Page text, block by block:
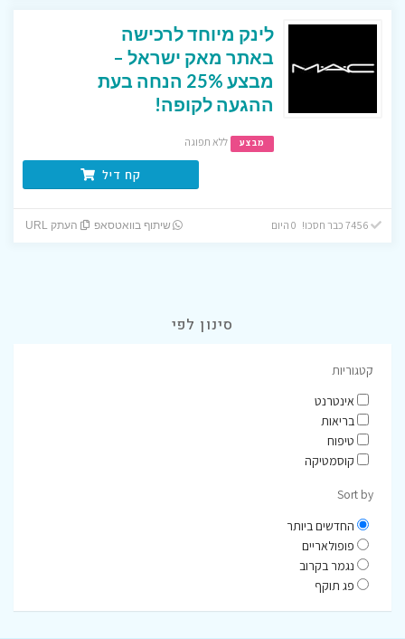
לינק מיוחד לרכישה
באתר מאק ישראל –
מבצע 25% הנחה בעת
ההגעה לקופה!
מבצע ללא תפוגה
קח דיל
7456 כבר חסכו! 0 היום שיתוף בוואטסאפ העתק URL
סינון לפי
קטגוריות
אינטרנט
בריאות
טיפוח
קוסמטיקה
Sort by
החדשים ביותר
פופולאריים
נגמר בקרוב
פג תוקף